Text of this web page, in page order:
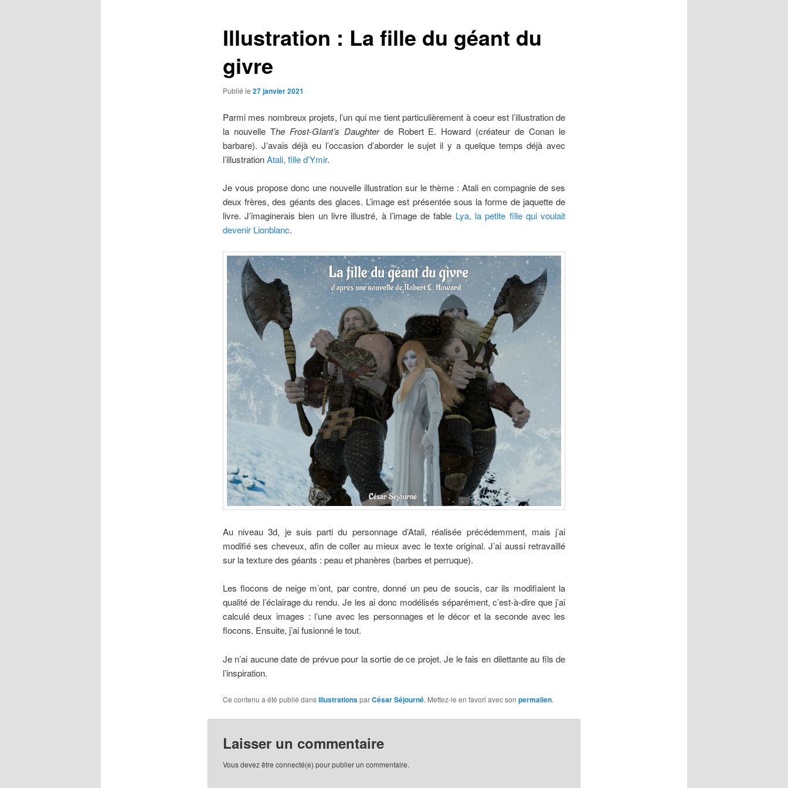
Illustration : La fille du géant du
givre
Publié le 27 janvier 2021
Parmi mes nombreux projets, l’un qui me tient particulièrement à coeur est l’illustration de
la nouvelle The Frost-GIant’s Daughterde Robert E. Howard (créateur de Conan le
barbare). J’avais déjà eu l’occasion d’aborder le sujet il y a quelque temps déjà avec
l’illustrationAtali, fille d’Ymir.
Je vous propose donc une nouvelle illustration sur le thème : Atali en compagnie de ses
deux frères, des géants des glaces. L’image est présentée sous la forme de jaquette de
livre. J’imaginerais bien un livre illustré, à l’image de fable Lya, la petite fille qui voulait
devenir Lionblanc.
Au niveau 3d, je suis parti du personnage d’Atali, réalisée précédemment, mais j’ai
modifié ses cheveux, afin de coller au mieux avec le texte original. J’ai aussi retravaillé
sur la texture des géants : peau et phanères (barbes et perruque).
Les flocons de neige m’ont, par contre, donné un peu de soucis, car ils modifiaient la
qualité de l’éclairage du rendu. Je les ai donc modélisés séparément, c’est-à-dire que j’ai
calculé deux images : l’une avec les personnages et le décor et la seconde avec les
flocons. Ensuite, j’ai fusionné le tout.
Je n’ai aucune date de prévue pour la sortie de ce projet. Je le fais en dilettante au fils de
l’inspiration.
Ce contenu a été publié dansIllustrationsparCésar Séjourné. Mettez-le en favori avec son permalien.
Laisser un commentaire
Vous devez être connecté(e) pour publier un commentaire.